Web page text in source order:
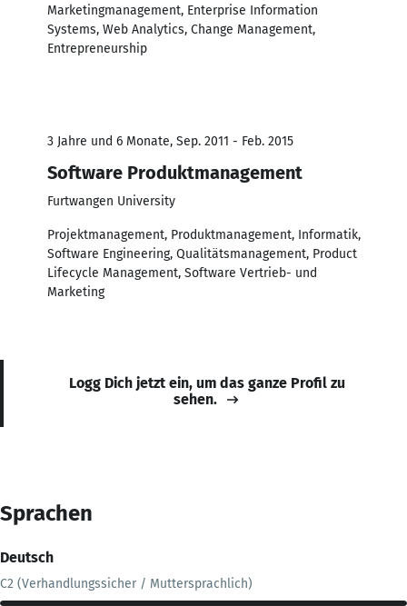
Marketingmanagement, Enterprise Information
Systems, Web Analytics, Change Management,
Entrepreneurship
3 Jahre und 6 Monate, Sep. 2011 - Feb. 2015
Software Produktmanagement
Furtwangen University
Projektmanagement, Produktmanagement, Informatik,
Software Engineering, Qualitätsmanagement, Product
Lifecycle Management, Software Vertrieb- und
Marketing
Logg Dich jetzt ein, um das ganze Profil zu
sehen.
Sprachen
Deutsch
C2 (Verhandlungssicher / Muttersprachlich)